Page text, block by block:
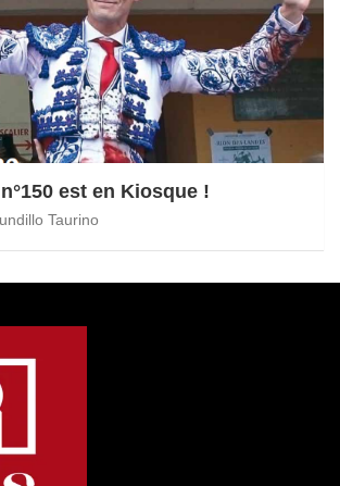
est en Kiosque !
Taurino